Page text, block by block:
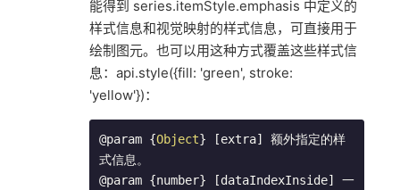
能得到 series.itemStyle.emphasis 中定义的
样式信息和视觉映射的样式信息，可直接用于
绘制图元。也可以用这种方式覆盖这些样式信
息：api.style({fill: 'green', stroke:
'yellow'})：
@param {Object} [extra] 额外指定的样
式信息。
@param {number} [dataIndexInside] 一